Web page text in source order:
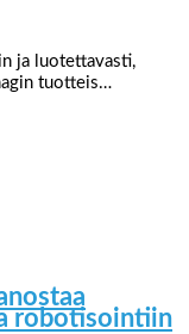
ja luotettavasti,
tuotteis…
robotisointiin